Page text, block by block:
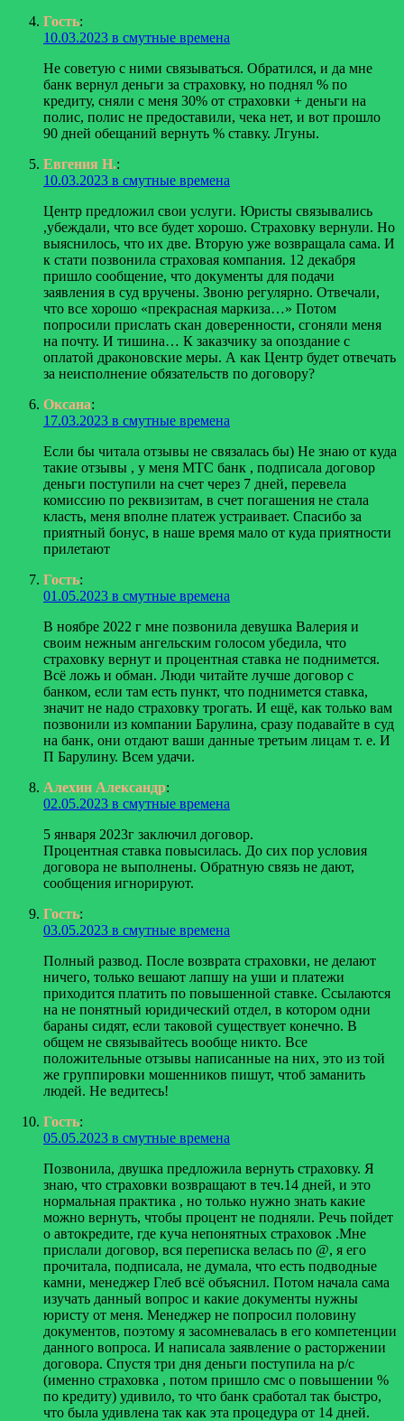
Гость:
10.03.2023 в смутные времена
Не советую с ними связываться. Обратился, и да мне
банк вернул деньги за страховку, но поднял % по
кредиту, сняли с меня 30% от страховки + деньги на
полис, полис не предоставили, чека нет, и вот прошло
90 дней обещаний вернуть % ставку. Лгуны.
Евгения Н.:
10.03.2023 в смутные времена
Центр предложил свои услуги. Юристы связывались
,убеждали, что все будет хорошо. Страховку вернули. Но
выяснилось, что их две. Вторую уже возвращала сама. И
к стати позвонила страховая компания. 12 декабря
пришло сообщение, что документы для подачи
заявления в суд вручены. Звоню регулярно. Отвечали,
что все хорошо «прекрасная маркиза…» Потом
попросили прислать скан доверенности, сгоняли меня
на почту. И тишина… К заказчику за опоздание с
оплатой драконовские меры. А как Центр будет отвечать
за неисполнение обязательств по договору?
Оксана:
17.03.2023 в смутные времена
Если бы читала отзывы не связалась бы) Не знаю от куда
такие отзывы , у меня МТС банк , подписала договор
деньги поступили на счет через 7 дней, перевела
комиссию по реквизитам, в счет погашения не стала
класть, меня вполне платеж устраивает. Спасибо за
приятный бонус, в наше время мало от куда приятности
прилетают
Гость:
01.05.2023 в смутные времена
В ноябре 2022 г мне позвонила девушка Валерия и
своим нежным ангельским голосом убедила, что
страховку вернут и процентная ставка не поднимется.
Всё ложь и обман. Люди читайте лучше договор с
банком, если там есть пункт, что поднимется ставка,
значит не надо страховку трогать. И ещё, как только вам
позвонили из компании Барулина, сразу подавайте в суд
на банк, они отдают ваши данные третьим лицам т. е. И
П Барулину. Всем удачи.
Алехин Александр:
02.05.2023 в смутные времена
5 января 2023г заключил договор.
Процентная ставка повысилась. До сих пор условия
договора не выполнены. Обратную связь не дают,
сообщения игнорируют.
Гость:
03.05.2023 в смутные времена
Полный развод. После возврата страховки, не делают
ничего, только вешают лапшу на уши и платежи
приходится платить по повышенной ставке. Ссылаются
на не понятный юридический отдел, в котором одни
бараны сидят, если таковой существует конечно. В
общем не связывайтесь вообще никто. Все
положительные отзывы написанные на них, это из той
же группировки мошенников пишут, чтоб заманить
людей. Не ведитесь!
Гость:
05.05.2023 в смутные времена
Позвонила, двушка предложила вернуть страховку. Я
знаю, что страховки возвращают в теч.14 дней, и это
нормальная практика , но только нужно знать какие
можно вернуть, чтобы процент не подняли. Речь пойдет
о автокредите, где куча непонятных страховок .Мне
прислали договор, вся переписка велась по @, я его
прочитала, подписала, не думала, что есть подводные
камни, менеджер Глеб всё объяснил. Потом начала сама
изучать данный вопрос и какие документы нужны
юристу от меня. Менеджер не попросил половину
документов, поэтому я засомневалась в его компетенции
данного вопроса. И написала заявление о расторжении
договора. Спустя три дня деньги поступила на р/с
(именно страховка , потом пришло смс о повышении %
по кредиту) удивило, то что банк сработал так быстро,
что была удивлена так как эта процедура от 14 дней.